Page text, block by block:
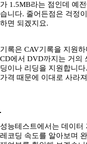
가 1.5MB라는 점인데 예
습니다. 줄어든점은 걱정
하면 되겠지요.
기록은 CAV기록을 지원
CD에서 DVD까지는 거의
딩이나 리딩을 지원합니
가격 때문에 이대로 사라
성능테스트에서는 데이터
레코딩 속도를 알아보며